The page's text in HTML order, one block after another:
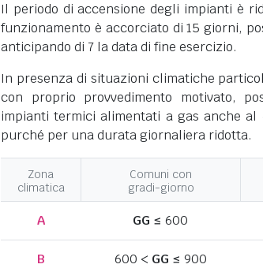
Il periodo di accensione degli impianti è
funzionamento è accorciato di 15 giorni,
anticipando di 7 la data di fine esercizio.
In presenza di situazioni climatiche
con proprio provvedimento motivato,
impianti termici alimentati a gas anche
purché per una durata giornaliera ridotta.
Zona
climatica
Comuni con
gradi-giorno
A GG ≤ 600
B 600 < GG ≤ 900